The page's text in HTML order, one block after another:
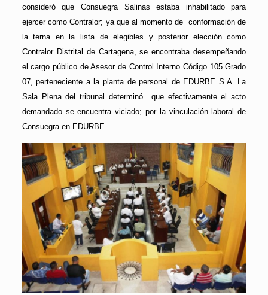
consideró que Consuegra Salinas estaba inhabilitado para
ejercer como Contralor; ya que al momento de conformación de
la terna en la lista de elegibles y posterior elección como
Contralor Distrital de Cartagena, se encontraba desempeñando
el cargo público de Asesor de Control Interno Código 105 Grado
07, perteneciente a la planta de personal de EDURBE S.A. La
Sala Plena del tribunal determinó que efectivamente el acto
demandado se encuentra viciado; por la vinculación laboral de
Consuegra en EDURBE.